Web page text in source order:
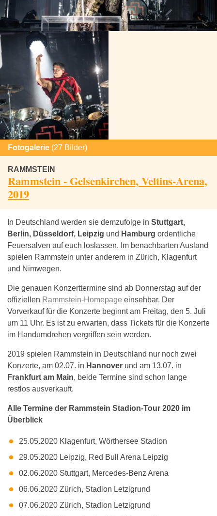
Fotogalerie (27 Bilder)
RAMMSTEIN
Rammstein - Gelsenkirchen, Veltins-Arena,
2019
In Deutschland werden sie demzufolge in Stuttgart,
Berlin, Düsseldorf, Leipzig und Hamburg ordentliche
Feuersalven auf euch loslassen. Im benachbarten Ausland
spielen Rammstein unter anderem in Zürich, Klagenfurt
und Nimwegen.
Die genauen Konzerttermine sind ab Donnerstag auf der
offiziellen Rammstein-Homepage einsehbar. Der
Vorverkauf für die Konzerte beginnt am Freitag, den 5. Juli
um 11 Uhr. Es ist zu erwarten, dass Tickets für die Konzerte
im Handumdrehen vergriffen sein werden.
2019 spielen Rammstein in Deutschland nur noch zwei
Konzerte, am 02.07. in Hannover und am 13.07. in
Frankfurt am Main, beide Termine sind schon lange
restlos ausverkauft.
Alle Termine der Rammstein Stadion-Tour 2020 im
Überblick
25.05.2020 Klagenfurt, Wörthersee Stadion
29.05.2020 Leipzig, Red Bull Arena Leipzig
02.06.2020 Stuttgart, Mercedes-Benz Arena
06.06.2020 Zürich, Stadion Letzigrund
07.06.2020 Zürich, Stadion Letzigrund